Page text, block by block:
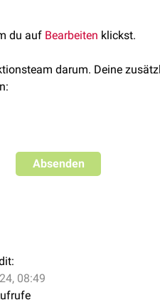
du auf Bearbeiten klickst.
darum. Deine
Absenden
08:49